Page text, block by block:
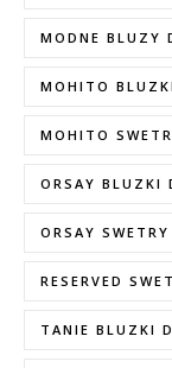
MODNE BLUZY
MOHITO
MOHITO
ORSAY BLUZKI
ORSAY SWETRY
RESERVED
TANIE BLUZKI